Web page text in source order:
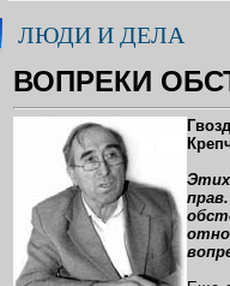
ЛЮДИ И ДЕЛА
ВОПРЕКИ